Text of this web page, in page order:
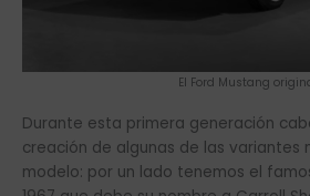
El Ford Mustang
Durante esta primera generación
creación de algunas de las variantes
modelo: por un lado tenemos el